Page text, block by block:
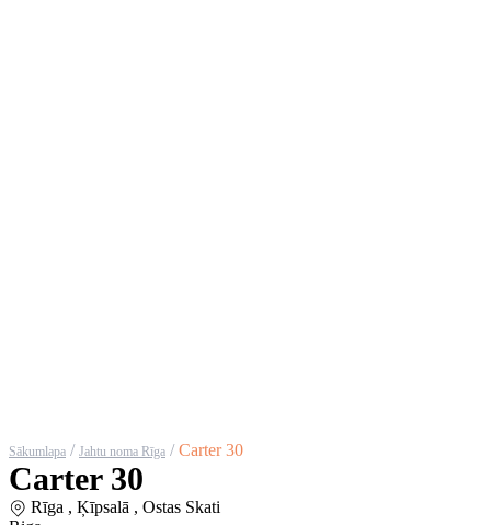
Sākumlapa / Jahtu noma Rīga /Carter 30
Carter 30
Rīga , Ķīpsalā , Ostas Skati